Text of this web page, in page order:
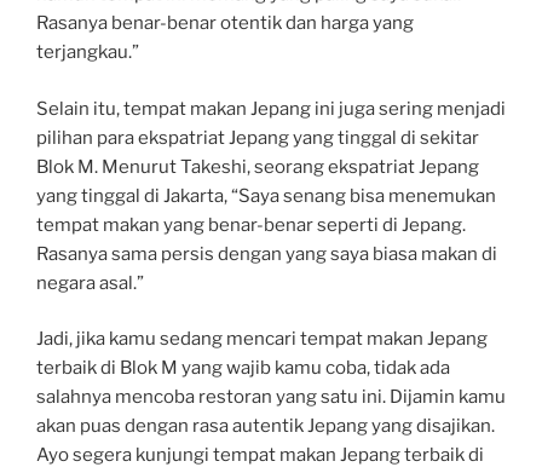
Rasanya benar-benar otentik dan harga yang
terjangkau.”
Selain itu, tempat makan Jepang ini juga sering menjadi
pilihan para ekspatriat Jepang yang tinggal di sekitar
Blok M. Menurut Takeshi, seorang ekspatriat Jepang
yang tinggal di Jakarta, “Saya senang bisa menemukan
tempat makan yang benar-benar seperti di Jepang.
Rasanya sama persis dengan yang saya biasa makan di
negara asal.”
Jadi, jika kamu sedang mencari tempat makan Jepang
terbaik di Blok M yang wajib kamu coba, tidak ada
salahnya mencoba restoran yang satu ini. Dijamin kamu
akan puas dengan rasa autentik Jepang yang disajikan.
Ayo segera kunjungi tempat makan Jepang terbaik di